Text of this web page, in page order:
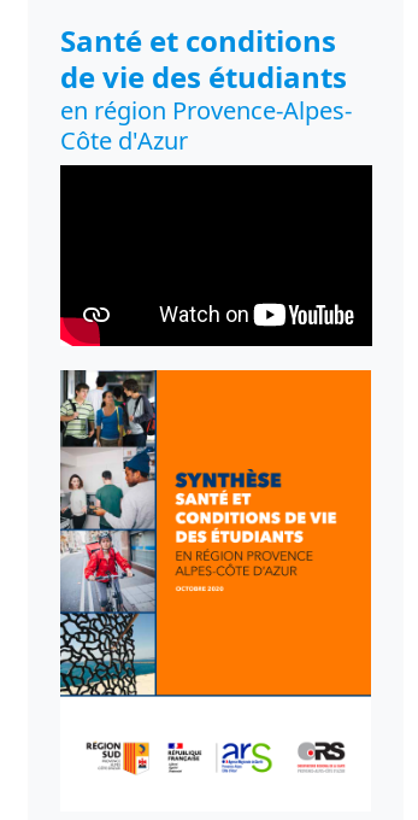
Santé et conditions
de vie des étudiants
en région Provence-Alpes-
Côte d'Azur